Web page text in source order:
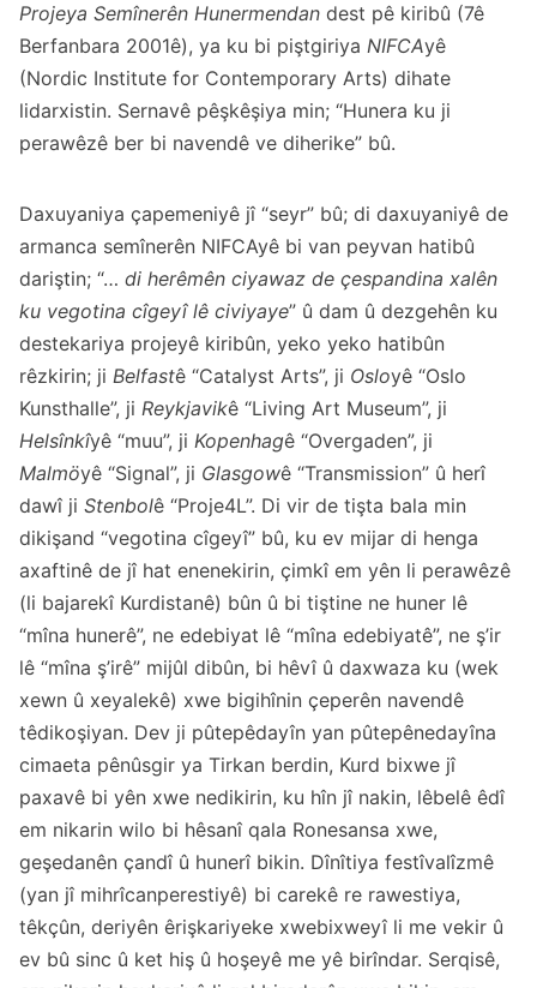
Projeya Semînerên Hunermendan dest pê kiribû (7ê
Berfanbara 2001ê), ya ku bi piştgiriya NIFCAyê
(Nordic Institute for Contemporary Arts) dihate
lidarxistin. Sernavê pêşkêşiya min; “Hunera ku ji
perawêzê ber bi navendê ve diherike” bû.
Daxuyaniya çapemeniyê jî “seyr” bû; di daxuyaniyê de
armanca semînerên NIFCAyê bi van peyvan hatibû
dariştin; “… di herêmên ciyawaz de çespandina xalên
ku vegotina cîgeyî lê civiyaye” û dam û dezgehên ku
destekariya projeyê kiribûn, yeko yeko hatibûn
rêzkirin; ji Belfastê “Catalyst Arts”, ji Osloyê “Oslo
Kunsthalle”, ji Reykjavikê “Living Art Museum”, ji
Helsînkîyê “muu”, ji Kopenhagê “Overgaden”, ji
Malmöyê “Signal”, ji Glasgowê “Transmission” û herî
dawî ji Stenbolê “Proje4L”. Di vir de tişta bala min
dikişand “vegotina cîgeyî” bû, ku ev mijar di henga
axaftinê de jî hat enenekirin, çimkî em yên li perawêzê
(li bajarekî Kurdistanê) bûn û bi tiştine ne huner lê
“mîna hunerê”, ne edebiyat lê “mîna edebiyatê”, ne ş’ir
lê “mîna ş’irê” mijûl dibûn, bi hêvî û daxwaza ku (wek
xewn û xeyalekê) xwe bigihînin çeperên navendê
têdikoşiyan. Dev ji pûtepêdayîn yan pûtepênedayîna
cimaeta pênûsgir ya Tirkan berdin, Kurd bixwe jî
paxavê bi yên xwe nedikirin, ku hîn jî nakin, lêbelê êdî
em nikarin wilo bi hêsanî qala Ronesansa xwe,
geşedanên çandî û hunerî bikin. Dînîtiya festîvalîzmê
(yan jî mihrîcanperestiyê) bi carekê re rawestiya,
têkçûn, deriyên êrişkariyeke xwebixweyî li me vekir û
ev bû sinc û ket hiş û hoşeyê me yê birîndar. Serqisê,